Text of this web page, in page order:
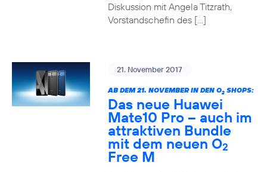
Diskussion mit Angela Titzrath,
Vorstandschefin des […]
21. November 2017
AB DEM 21. NOVEMBER IN DEN O2SHOPS:
Das neue Huawei
Mate10 Pro – auch im
attraktiven Bundle
mit dem neuen O2
Free M